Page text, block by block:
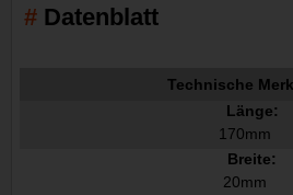
Datenblatt
Technische
Länge:
170mm
Breite:
20mm